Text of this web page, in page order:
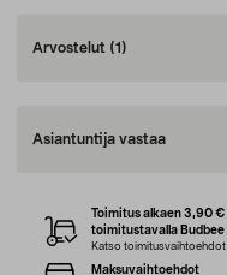
Arvostelut (1)
Asiantuntija vastaa
Toimitus alkaen 3,90 €
toimitustavalla Budbee
Katso toimitusvaihtoehdot
Maksuvaihtoehdot